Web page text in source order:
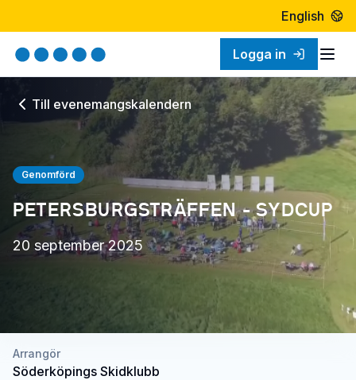
English
Logga in
Till evenemangskalendern
Genomförd
PETERSBURGSTRÄFFEN - SYDCUP
20 september 2025
Arrangör
Söderköpings Skidklubb